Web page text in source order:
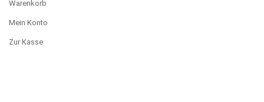
Warenkorb
Mein Konto
Zur Kasse